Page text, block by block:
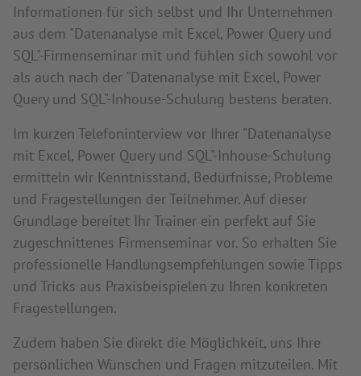
Informationen für sich selbst und Ihr Unternehmen
aus dem "Datenanalyse mit Excel, Power Query und
SQL"-Firmenseminar mit und fühlen sich sowohl vor
als auch nach der "Datenanalyse mit Excel, Power
Query und SQL"-Inhouse-Schulung bestens beraten.
Im kurzen Telefoninterview vor Ihrer "Datenanalyse
mit Excel, Power Query und SQL"-Inhouse-Schulung
ermitteln wir Kenntnisstand, Bedürfnisse, Probleme
und Fragestellungen der Teilnehmer. Auf dieser
Grundlage bereitet Ihr Trainer ein perfekt auf Sie
zugeschnittenes Firmenseminar vor. So erhalten Sie
professionelle Handlungsempfehlungen sowie Tipps
und Tricks aus Praxisbeispielen zu Ihren konkreten
Fragestellungen.
Zudem haben Sie direkt die Möglichkeit, uns Ihre
persönlichen Wünschen und Fragen mitzuteilen. Mit